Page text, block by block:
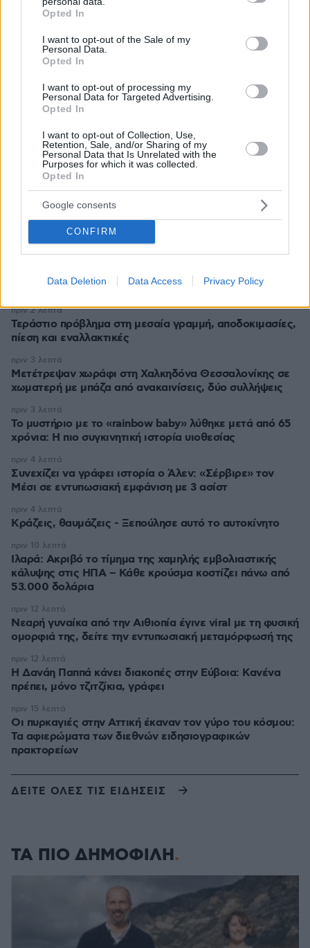
grant or deny consent to Google and its third-party tags to
use your data for below specified purposes in below Google
consent section.
Opted In
I want to opt-out of the Sale of my
Personal Data.
Opted In
I want to opt-out of processing my
Personal Data for Targeted Advertising.
Opted In
I want to opt-out of Collection, Use,
Retention, Sale, and/or Sharing of my
Personal Data that Is Unrelated with the
Purposes for which it was collected.
Opted In
Google consents
CONFIRM
Data Deletion Data Access Privacy Policy
* Υποχρεωτικά πεδία
ΡΟΗ ΕΙΔΗΣΕΩΝ
Η απόλυτη υποκρισία του Ελληνικού κράτους
Τεράστιο πρόβλημα στη μεσαία γραμμή, αποδοκιμασίες,
πίεση και εναλλακτικές
πριν 2 λεπτά
Μετέτρεψαν χωράφι στη Χαλκηδόνα Θεσσαλονίκης σε
χωματερή με μπάζα από ανακαινίσεις, δύο συλλήψεις
πριν 3 λεπτά
Το μυστήριο με το «rainbow baby» λύθηκε μετά από 65
χρόνια: Η πιο συγκινητική ιστορία υιοθεσίας
πριν 3 λεπτά
Συνεχίζει να γράφει ιστορία ο Άλεν: «Σέρβιρε» τον
Μέσι σε εντυπωσιακή εμφάνιση με 3 ασίστ
πριν 4 λεπτά
Κράζεις, θαυμάζεις - Ξεπούλησε αυτό το αυτοκίνητο
πριν 4 λεπτά
Ιλαρά: Ακριβό το τίμημα της χαμηλής εμβολιαστικής
κάλυψης στις ΗΠΑ – Κάθε κρούσμα κοστίζει πάνω από
53.000 δολάρια
πριν 10 λεπτά
Νεαρή γυναίκα από την Αιθιοπία έγινε viral με τη φυσική
ομορφιά της, δείτε την εντυπωσιακή μεταμόρφωσή της
πριν 12 λεπτά
Η Δανάη Παππά κάνει διακοπές στην Εύβοια: Κανένα
πρέπει, μόνο τζιτζίκια, γράφει
πριν 12 λεπτά
Οι πυρκαγιές στην Αττική έκαναν τον γύρο του κόσμου:
Τα αφιερώματα των διεθνών ειδησιογραφικών
πρακτορείων
πριν 15 λεπτά
ΔΕΙΤΕ ΟΛΕΣ ΤΙΣ ΕΙΔΗΣΕΙΣ
ΤΑ ΠΙΟ ΔΗΜΟΦΙΛΗ